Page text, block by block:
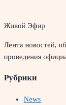
Живой Эфир
Лента новостей,
проведения
Рубрики
News